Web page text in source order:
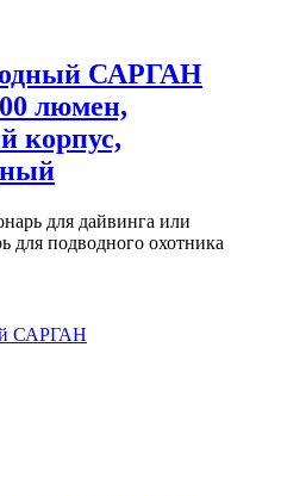
САРГАН
люмен,
корпус,
для дайвинга или
для подводного охотника